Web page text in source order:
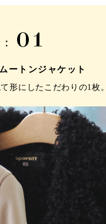
: 01
ートンジャケット
形にしたこだわりの1枚。